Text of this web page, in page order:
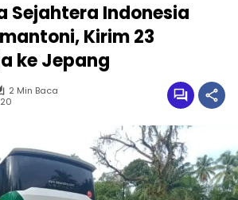
Sejahtera Indonesia
Kirim 23
ke Jepang
2 Min Baca